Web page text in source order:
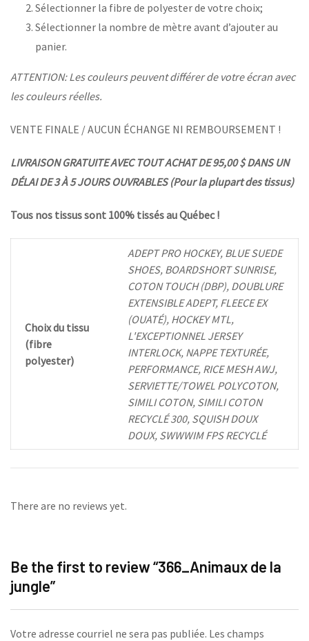
Sélectionner la fibre de polyester de votre choix;
Sélectionner la nombre de mètre avant d’ajouter au
panier.
ATTENTION: Les couleurs peuvent différer de votre écran avec
les couleurs réelles.
VENTE FINALE / AUCUN ÉCHANGE NI REMBOURSEMENT !
LIVRAISON GRATUITE AVEC TOUT ACHAT DE 95,00 $ DANS UN
DÉLAI DE 3 À 5 JOURS OUVRABLES (Pour la plupart des tissus)
Tous nos tissus sont 100% tissés au Québec !
Choix du tissu
(fibre
polyester)
ADEPT PRO HOCKEY, BLUE SUEDE
SHOES, BOARDSHORT SUNRISE,
COTON TOUCH (DBP), DOUBLURE
EXTENSIBLE ADEPT, FLEECE EX
(OUATÉ), HOCKEY MTL,
L'EXCEPTIONNEL JERSEY
INTERLOCK, NAPPE TEXTURÉE,
PERFORMANCE, RICE MESH AWJ,
SERVIETTE/TOWEL POLYCOTON,
SIMILI COTON, SIMILI COTON
RECYCLÉ 300, SQUISH DOUX
DOUX, SWWWIM FPS RECYCLÉ
There are no reviews yet.
Be the first to review “366_Animaux de la
jungle”
Votre adresse courriel ne sera pas publiée. Les champs